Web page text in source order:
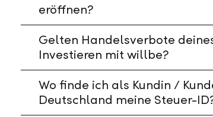
eröffnen?
Gelten Handelsverbote
Investieren mit willbe?
Wo finde ich als Kundin /
Deutschland meine Steuer-